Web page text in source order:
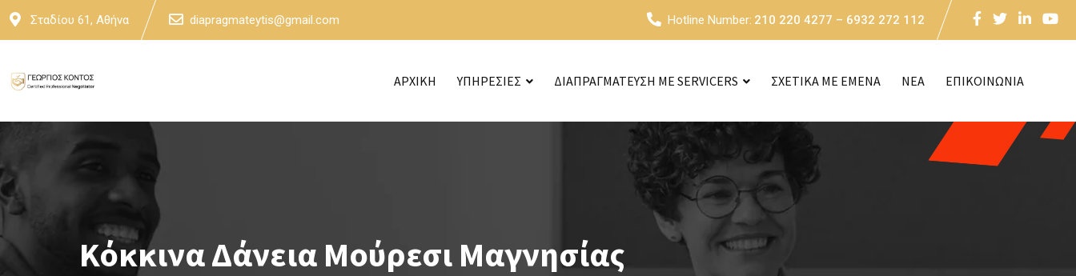
Skip
Σταδίου 61, Αθήνα diapragmateytis@gmail.com Hotline Number: 210 220 4277 – 6932 272 112
ΑΡΧΙΚΗ ΥΠΗΡΕΣΙΕΣ ΔΙΑΠΡΑΓΜΑΤΕΥΣΗ ΜΕ SERVICERS ΣΧΕΤΙΚΑ ΜΕ ΕΜΕΝΑ NEA ΕΠΙΚΟΙΝΩΝΙΑ
Κόκκινα Δάνεια Μούρεσι Μαγνησίας